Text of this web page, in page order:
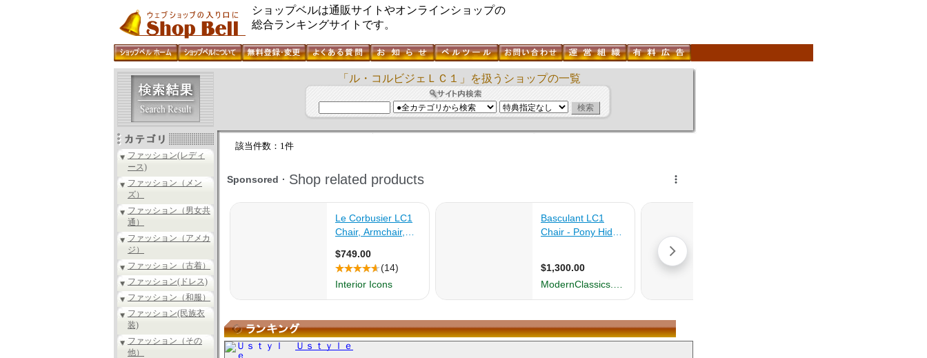
ショップベルは通販サイトやオンラインショップの
総合ランキングサイトです。
ファッション(レディ
ース)
ファッション（メン
ズ）
ファッション（男女共
通）
ファッション（アメカ
ジ）
ファッション（古着）
ファッション(ドレス)
ファッション（和服）
ファッション(民族衣
装)
ファッション（その
他）
「ル・コルビジェＬＣ１」を扱うショップの一覧
該当件数：1件
Ｕｓｔｙｌｅ